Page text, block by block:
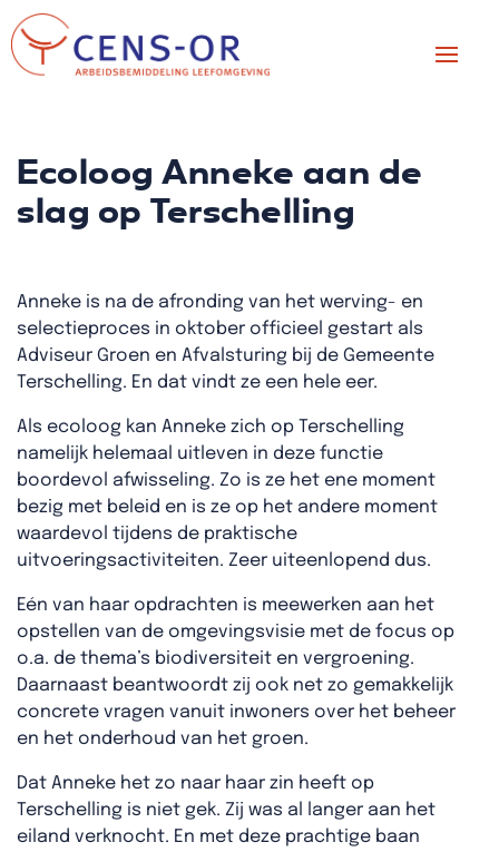
Ecoloog Anneke aan de
slag op Terschelling
Anneke is na de afronding van het werving- en
selectieproces in oktober officieel gestart als
Adviseur Groen en Afvalsturing bij de Gemeente
Terschelling. En dat vindt ze een hele eer.
Als ecoloog kan Anneke zich op Terschelling
namelijk helemaal uitleven in deze functie
boordevol afwisseling. Zo is ze het ene moment
bezig met beleid en is ze op het andere moment
waardevol tijdens de praktische
uitvoeringsactiviteiten. Zeer uiteenlopend dus.
Eén van haar opdrachten is meewerken aan het
opstellen van de omgevingsvisie met de focus op
o.a. de thema’s biodiversiteit en vergroening.
Daarnaast beantwoordt zij ook net zo gemakkelijk
concrete vragen vanuit inwoners over het beheer
en het onderhoud van het groen.
Dat Anneke het zo naar haar zin heeft op
Terschelling is niet gek. Zij was al langer aan het
eiland verknocht. En met deze prachtige baan